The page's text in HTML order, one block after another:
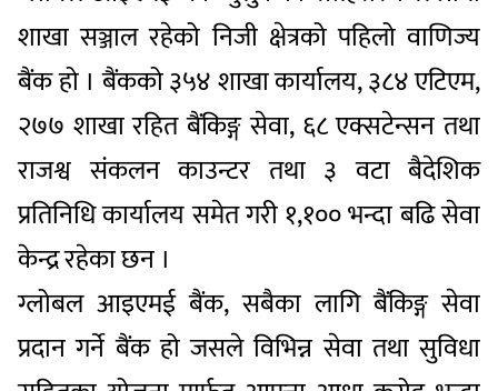
शाखा सञ्जाल रहेको निजी क्षेत्रको पहिलो वाणिज्य
बैंक हो । बैंकको ३५४ शाखा कार्यालय, ३८४ एटिएम,
२७७ शाखा रहित बैंकिङ्ग सेवा, ६८ एक्सटेन्सन तथा
राजश्व संकलन काउन्टर तथा ३ वटा बैदेशिक
प्रतिनिधि कार्यालय समेत गरी १,१०० भन्दा बढि सेवा
केन्द्र रहेका छन ।
ग्लोबल आइएमई बैंक, सबैका लागि बैंकिङ्ग सेवा
प्रदान गर्ने बैंक हो जसले विभिन्न सेवा तथा सुविधा